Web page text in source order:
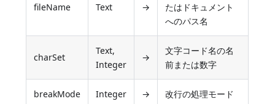
fileName Text →
たはドキュメント
へのパス名
charSet
Text,
Integer
→
文字コード名の名
前または数字
breakMode Integer → 改行の処理モード